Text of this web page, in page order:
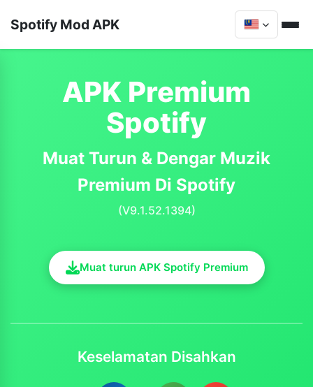
Spotify Mod APK
APK Premium
Spotify
Muat Turun & Dengar Muzik
Premium Di Spotify
(V9.1.52.1394)
Muat turun APK Spotify Premium
Keselamatan Disahkan